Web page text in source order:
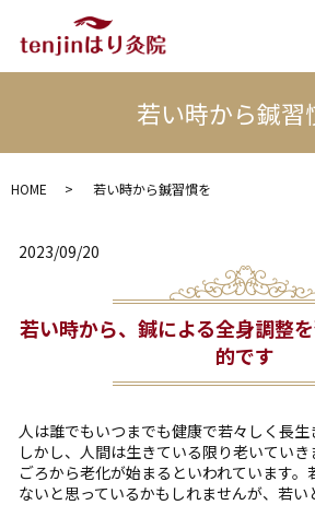
若い時から鍼習
HOME 若い時から鍼習慣を
2023/09/20
若い時から、鍼による全身調整
的です
人は誰でもいつまでも健康で若々しく長生
しかし、人間は生きている限り老いてい
ごろから老化が始まるといわれています
ないと思っているかもしれませんが、若